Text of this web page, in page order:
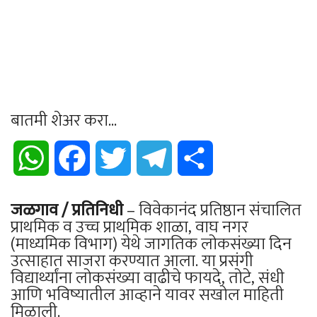
बातमी शेअर करा...
WhatsApp Facebook Twitter Telegram
जळगाव / प्रतिनिधी– विवेकानंद प्रतिष्ठान संचालित
प्राथमिक व उच्च प्राथमिक शाळा, वाघ नगर
(माध्यमिक विभाग) येथे जागतिक लोकसंख्या दिन
उत्साहात साजरा करण्यात आला. या प्रसंगी
विद्यार्थ्यांना लोकसंख्या वाढीचे फायदे, तोटे, संधी
आणि भविष्यातील आव्हाने यावर सखोल माहिती